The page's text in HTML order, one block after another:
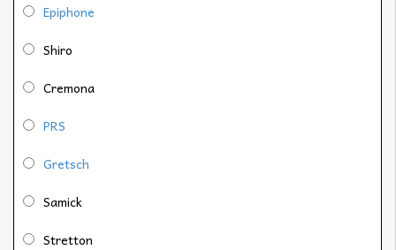
Epiphone
Shiro
Cremona
PRS
Gretsch
Samick
Stretton